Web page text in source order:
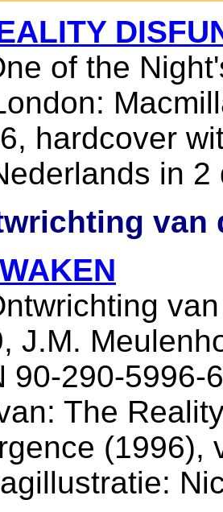
of the
hardcover
in
van
J.M.
90-290-5996-
The
(1996),